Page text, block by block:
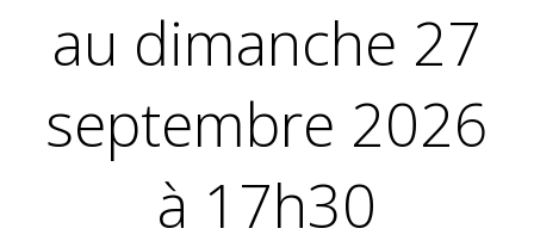
au dimanche 27
septembre 2026
à 17h30